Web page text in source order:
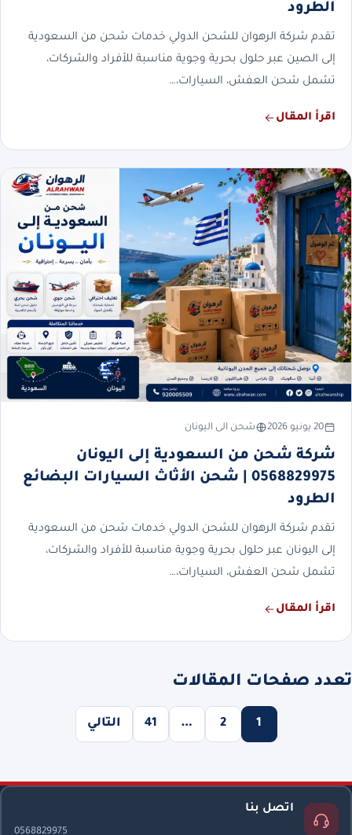
الطرود
تقدم شركة الرهوان للشحن الدولي خدمات شحن من السعودية
إلى الصين عبر حلول بحرية وجوية مناسبة للأفراد والشركات،
تشمل شحن العفش، السيارات،…
اقرأ المقال
20 يونيو 2026 شحن الى اليونان
شركة شحن من السعودية إلى اليونان
0568829975 | شحن الأثاث السيارات البضائع
الطرود
تقدم شركة الرهوان للشحن الدولي خدمات شحن من السعودية
إلى اليونان عبر حلول بحرية وجوية مناسبة للأفراد والشركات،
تشمل شحن العفش، السيارات،…
اقرأ المقال
تعدد صفحات المقالات
1
2
…
41 التالي
اتصل بنا
0568829975